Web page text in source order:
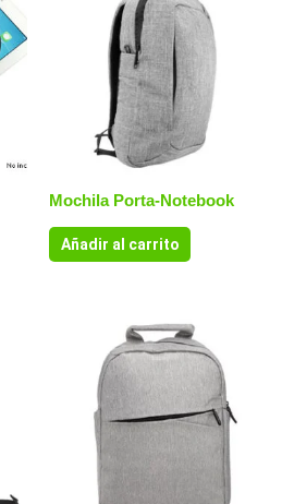
Mochila Porta-Notebook
Añadir al carrito